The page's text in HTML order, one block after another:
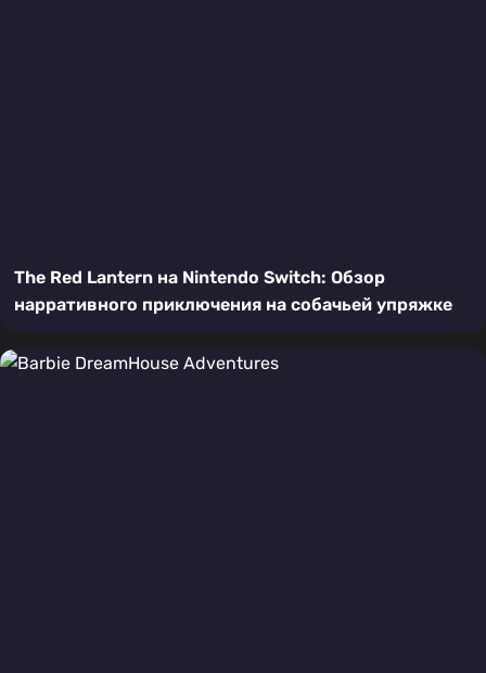
The Red Lantern на Nintendo Switch: Обзор
нарративного приключения на собачьей упряжке